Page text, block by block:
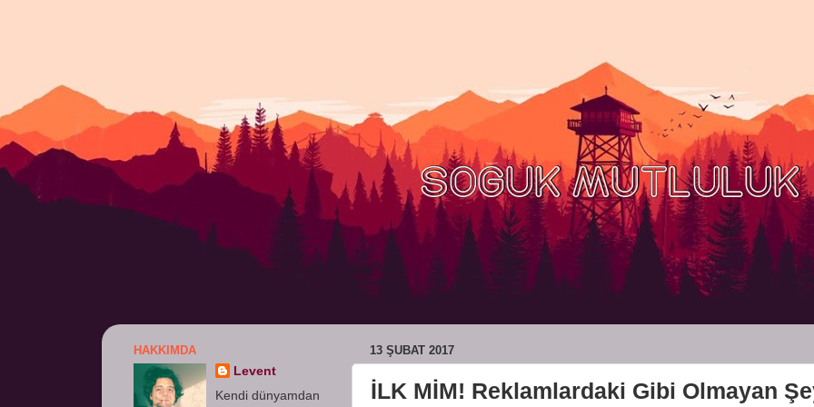
13 ŞUBAT 2017
İLK MİM! Reklamlardaki Gibi Olmayan
HAKKIMDA
Levent
Kendi dünyamdan